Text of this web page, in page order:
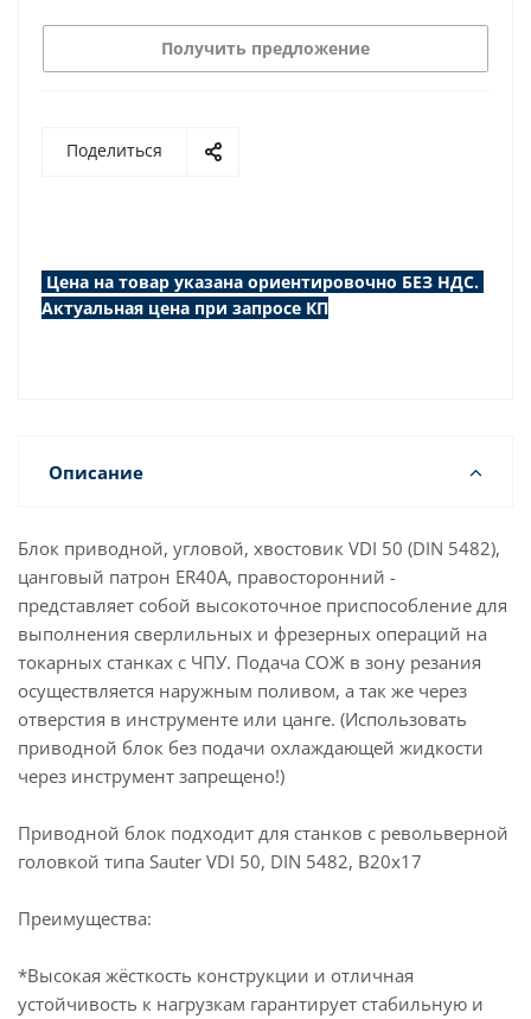
Получить предложение
Поделиться
Цена на товар указана ориентировочно БЕЗ НДС.
Актуальная цена при запросе КП
Описание
Блок приводной, угловой, хвостовик VDI 50 (DIN 5482),
цанговый патрон ER40A, правосторонний -
представляет собой высокоточное приспособление для
выполнения сверлильных и фрезерных операций на
токарных станках с ЧПУ. Подача СОЖ в зону резания
осуществляется наружным поливом, а так же через
отверстия в инструменте или цанге. (Использовать
приводной блок без подачи охлаждающей жидкости
через инструмент запрещено!)
Приводной блок подходит для станков с револьверной
головкой типа Sauter VDI 50, DIN 5482, B20x17
Преимущества:
*Высокая жёсткость конструкции и отличная
устойчивость к нагрузкам гарантирует стабильную и